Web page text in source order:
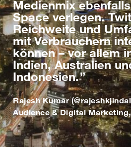
Medienmix
Space verlegen.
Reichweite und
mit Verbrauchern
können – vor allem
Indien, Australien
Indonesien.
Rajesh Kumar
Audience & Digital